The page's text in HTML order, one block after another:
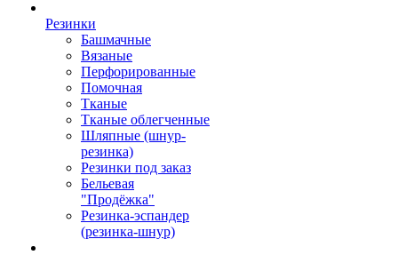
Резинки
Башмачные
Вязаные
Перфорированные
Помочная
Тканые
Тканые облегченные
Шляпные (шнур-
резинка)
Резинки под заказ
Бельевая
"Продёжка"
Резинка-эспандер
(резинка-шнур)